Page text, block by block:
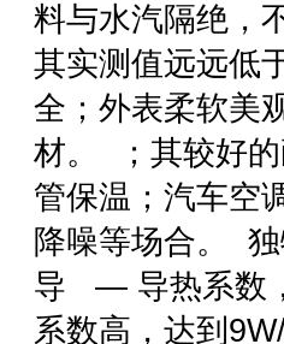
料与水汽隔绝，
其实测值远远低
全；外表柔软美
材。 ；其较好
管保温；汽车空
降噪等场合。
导 — 导热系数
系数高，达到